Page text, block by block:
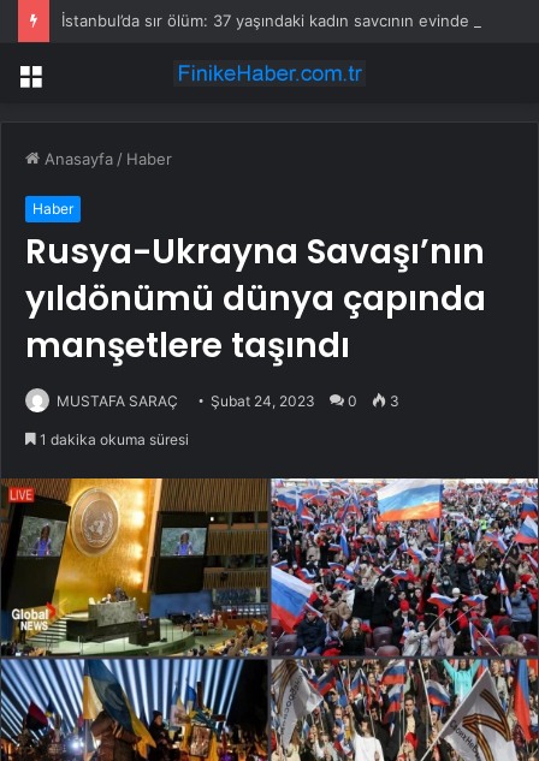
Menü
Anasayfa / Haber
Haber
Rusya-Ukrayna Savaşı’nın
yıldönümü dünya çapında
manşetlere taşındı
MUSTAFA SARAÇ Şubat 24, 2023 0 3
1 dakika okuma süresi